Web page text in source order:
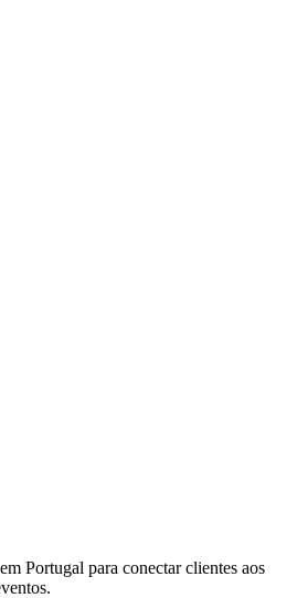
Portugal para conectar clientes aos